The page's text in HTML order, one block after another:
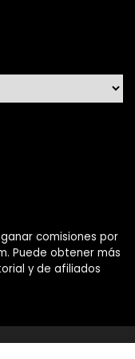
comisiones por
Puede obtener más
y de afiliados